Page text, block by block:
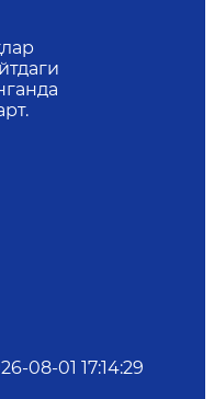
08-01 17:14:29